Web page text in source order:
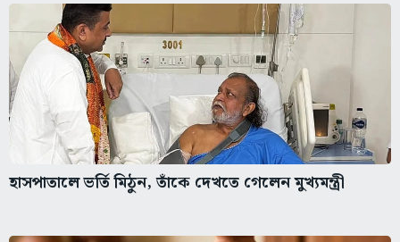
হাসপাতালে ভর্তি মিঠুন, তাঁকে দেখতে গেলেন মুখ্যমন্ত্রী